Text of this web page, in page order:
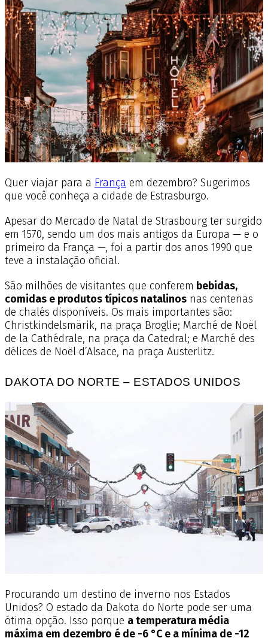
Quer viajar para a França em dezembro? Sugerimos
que você conheça a cidade de Estrasburgo.
Apesar do Mercado de Natal de Strasbourg ter surgido
em 1570, sendo um dos mais antigos da Europa — e o
primeiro da França —, foi a partir dos anos 1990 que
teve a instalação oficial.
São milhões de visitantes que conferem bebidas,
comidas e produtos típicos natalinos nas centenas
de chalés disponíveis. Os mais importantes são:
Christkindelsmärik, na praça Broglie; Marché de Noël
de la Cathédrale, na praça da Catedral; e Marché des
délices de Noël d’Alsace, na praça Austerlitz.
DAKOTA DO NORTE – ESTADOS UNIDOS
Procurando um destino de inverno nos Estados
Unidos? O estado da Dakota do Norte pode ser uma
ótima opção. Isso porque a temperatura média
máxima em dezembro é de -6 °C e a mínima de -12